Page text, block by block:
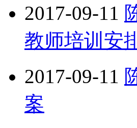
2017-09-11
教师培训安
2017-09-11
案